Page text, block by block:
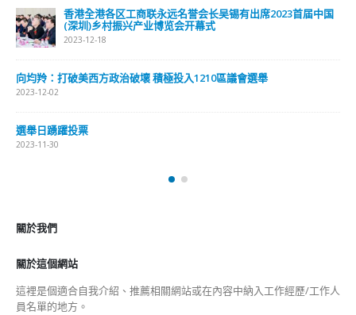
香港全港各区工商联永远名誉会长吴锡有出席2023首届中国
(深圳)乡村振兴产业博览会开幕式
2023-12-18
向均羚：打破美西方政治破壞 積極投入1210區議會選舉
2023-12-02
選舉日踴躍投票
2023-11-30
關於我們
關於這個網站
這裡是個適合自我介紹、推薦相關網站或在內容中納入工作經歷/工作人
員名單的地方。